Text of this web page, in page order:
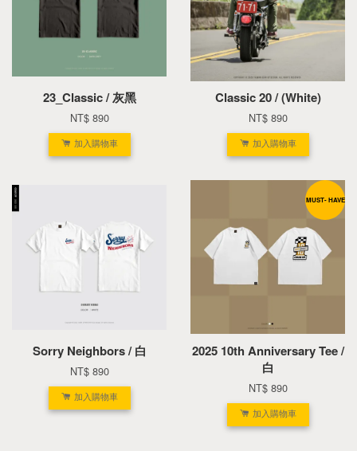
23_Classic / 灰黑
NT$ 890
加入購物車
Classic 20 / (White)
NT$ 890
加入購物車
Sorry Neighbors / 白
NT$ 890
加入購物車
MUST- HAVE
2025 10th Anniversary Tee /
白
NT$ 890
加入購物車